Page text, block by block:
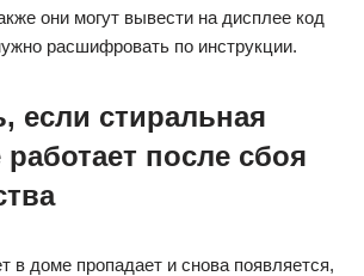
они могут вывести на дисплее код
расшифровать по инструкции.
если стиральная
после сбоя
в доме пропадает и снова появляется,